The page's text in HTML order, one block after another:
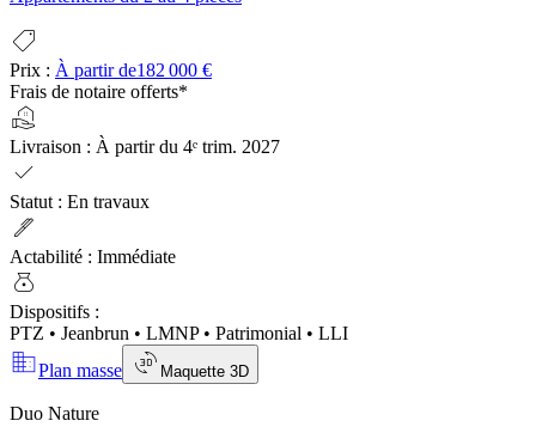
shoppingmode
Prix : À partir de182 000 €
Frais de notaire offerts*
real_estate_agent
Livraison : À partir du 4ᵉ trim. 2027
check
Statut : En travaux
ink_pen
Actabilité : Immédiate
money_bag
Dispositifs :
PTZ • Jeanbrun • LMNP• Patrimonial • LLI
domainPlan masse 3d_rotation Maquette 3D
Duo Nature